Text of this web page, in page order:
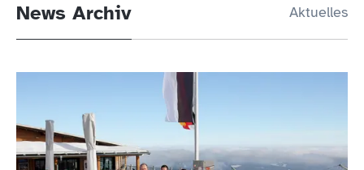
News Archiv Aktuelles